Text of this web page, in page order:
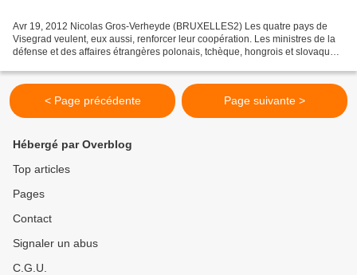
Avr 19, 2012 Nicolas Gros-Verheyde (BRUXELLES2) Les quatre pays de
Visegrad veulent, eux aussi, renforcer leur coopération. Les ministres de la
défense et des affaires étrangères polonais, tchèque, hongrois et slovaque
< Page précédente Page suivante >
Hébergé par Overblog
Top articles
Pages
Contact
Signaler un abus
C.G.U.